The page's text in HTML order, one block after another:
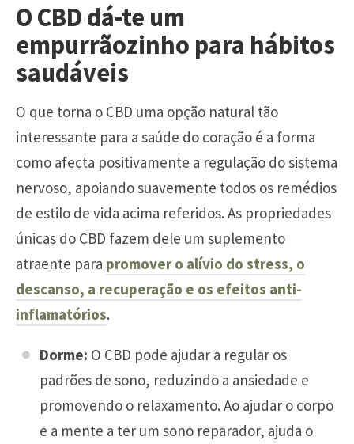
O CBD dá-te um
empurrãozinho para hábitos
saudáveis
O que torna o CBD uma opção natural tão
interessante para a saúde do coração é a forma
como afecta positivamente a regulação do sistema
nervoso, apoiando suavemente todos os remédios
de estilo de vida acima referidos. As propriedades
únicas do CBD fazem dele um suplemento
atraente para promover o alívio do stress, o
descanso, a recuperação e os efeitos anti-
inflamatórios.
Dorme: O CBD pode ajudar a regular os
padrões de sono, reduzindo a ansiedade e
promovendo o relaxamento. Ao ajudar o corpo
e a mente a ter um sono reparador, ajuda o